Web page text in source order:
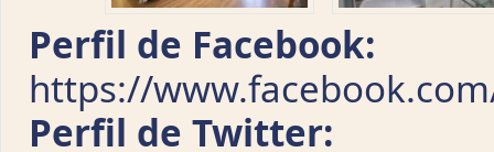
Perfil de Facebook:
https://
Perfil de Twitter: